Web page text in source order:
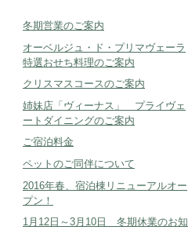
冬期営業のご案内
オーベルジュ・ド・プリマヴェーラ
特選おせち料理のご案内
クリスマスコースのご案内
姉妹店「ヴィーナス」 プライヴェ
ートダイニングのご案内
ご宿泊料金
ペットのご同伴について
2016年春、宿泊棟リニューアルオー
プン！
1月12日～3月10日 冬期休業のお知